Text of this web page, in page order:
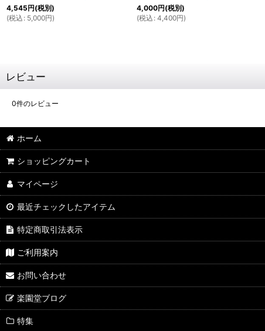
4,545円(税別)
(税込 : 5,000円)
4,000円(税別)
(税込 : 4,400円)
レビュー
0件のレビュー
ホーム
ショッピングカート
マイページ
最近チェックしたアイテム
特定商取引法表示
ご利用案内
お問い合わせ
楽園堂ブログ
特集